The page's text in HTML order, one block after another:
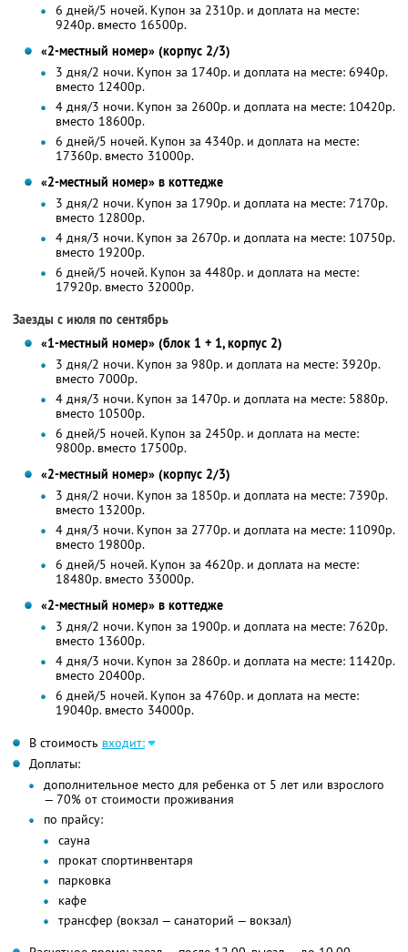
6 дней/5 ночей. Купон за 2310р. и доплата на месте:
9240р. вместо 16500р.
«2-местный номер» (корпус 2/3)
3 дня/2 ночи. Купон за 1740р. и доплата на месте: 6940р.
вместо 12400р.
4 дня/3 ночи. Купон за 2600р. и доплата на месте: 10420р.
вместо 18600р.
6 дней/5 ночей. Купон за 4340р. и доплата на месте:
17360р. вместо 31000р.
«2-местный номер» в коттедже
3 дня/2 ночи. Купон за 1790р. и доплата на месте: 7170р.
вместо 12800р.
4 дня/3 ночи. Купон за 2670р. и доплата на месте: 10750р.
вместо 19200р.
6 дней/5 ночей. Купон за 4480р. и доплата на месте:
17920р. вместо 32000р.
Заезды с июля по сентябрь
«1-местный номер» (блок 1 + 1, корпус 2)
3 дня/2 ночи. Купон за 980р. и доплата на месте: 3920р.
вместо 7000р.
4 дня/3 ночи. Купон за 1470р. и доплата на месте: 5880р.
вместо 10500р.
6 дней/5 ночей. Купон за 2450р. и доплата на месте:
9800р. вместо 17500р.
«2-местный номер» (корпус 2/3)
3 дня/2 ночи. Купон за 1850р. и доплата на месте: 7390р.
вместо 13200р.
4 дня/3 ночи. Купон за 2770р. и доплата на месте: 11090р.
вместо 19800р.
6 дней/5 ночей. Купон за 4620р. и доплата на месте:
18480р. вместо 33000р.
«2-местный номер» в коттедже
3 дня/2 ночи. Купон за 1900р. и доплата на месте: 7620р.
вместо 13600р.
4 дня/3 ночи. Купон за 2860р. и доплата на месте: 11420р.
вместо 20400р.
6 дней/5 ночей. Купон за 4760р. и доплата на месте:
19040р. вместо 34000р.
В стоимость входит:
Доплаты:
дополнительное место для ребенка от 5 лет или взрослого
— 70% от стоимости проживания
по прайсу:
сауна
прокат спортинвентаря
парковка
кафе
трансфер (вокзал — санаторий — вокзал)